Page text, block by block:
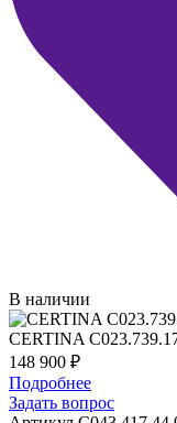
В наличии
CERTINA
148 900 ₽
Подробнее
Задать вопрос